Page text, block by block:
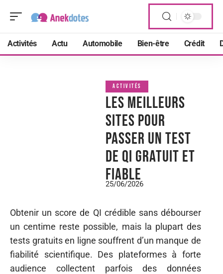
Activités Actu Automobile Bien-être Crédit
ACTIVITÉS
Les meilleurs
sites pour
passer un test
de QI gratuit et
fiable
25/06/2026
Obtenir un score de QI crédible sans débourser
un centime reste possible, mais la plupart des
tests gratuits en ligne souffrent d’un manque de
fiabilité scientifique. Des plateformes à forte
audience collectent parfois des données